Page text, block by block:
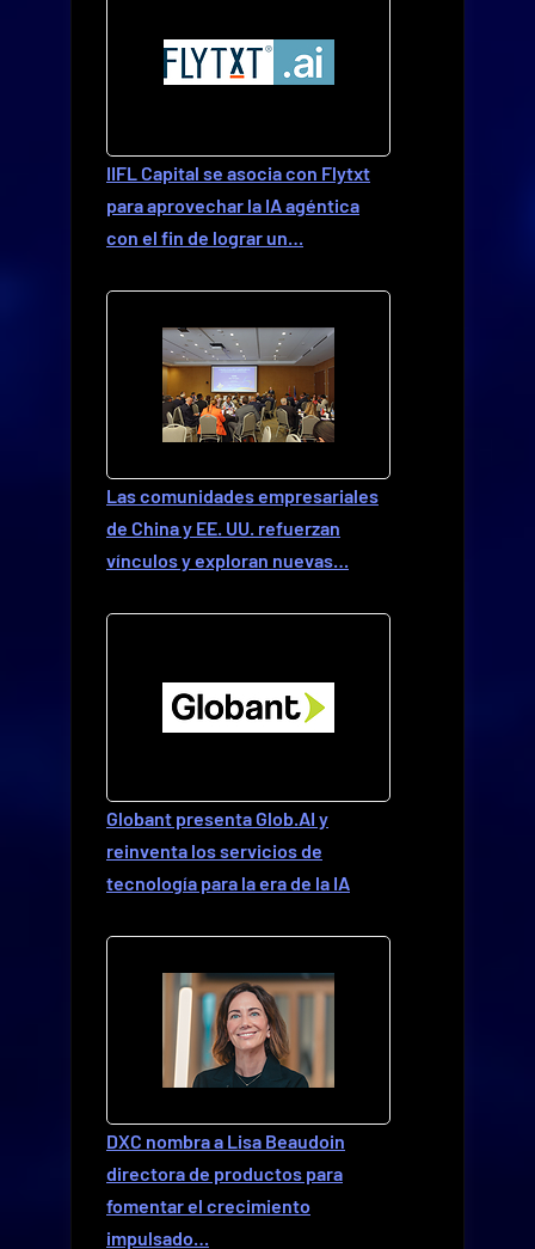
IIFL Capital se asocia con Flytxt
para aprovechar la IA agéntica
con el fin de lograr un…
Las comunidades empresariales
de China y EE. UU. refuerzan
vínculos y exploran nuevas…
Globant presenta Glob.AI y
reinventa los servicios de
tecnología para la era de la IA
DXC nombra a Lisa Beaudoin
directora de productos para
fomentar el crecimiento
impulsado…